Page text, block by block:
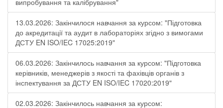
випробування та калібрування"
13.03.2026: Закінчилося навчання за курсом: "Підготовка
до акредитації та аудит в лабораторіях згідно з вимогами
ДСТУ EN ISO/IEC 17025:2019"
06.03.2026: Закінчилось навчання за курсом: "Підготовка
керівників, менеджерів з якості та фахівців органів з
інспектування за ДСТУ EN ISO/IEC 17020:2019"
02.03.2026: Закінчилось навчання за курсом: